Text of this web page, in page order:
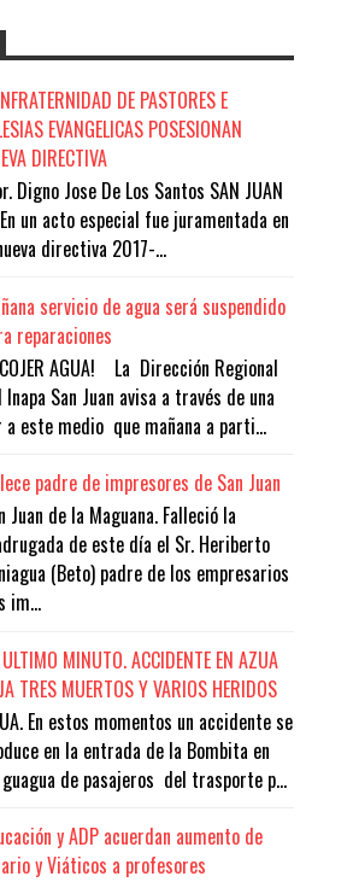
DE PASTORES E
EVANGELICAS POSESIONAN
DIRECTIVA
Digno Jose De Los Santos SAN JUAN
En un acto especial fue juramentada en
directiva 2017-...
servicio de agua será suspendido
reparaciones
AGUA! La Dirección Regional
Inapa San Juan avisa a través de una
este medio que mañana a parti...
padre de impresores de San Juan
Juan de la Maguana. Falleció la
de este día el Sr. Heriberto
(Beto) padre de los empresarios
im...
MINUTO. ACCIDENTE EN AZUA
TRES MUERTOS Y VARIOS HERIDOS
En estos momentos un accidente se
en la entrada de la Bombita en
de pasajeros del trasporte p...
y ADP acuerdan aumento de
y Viáticos a profesores